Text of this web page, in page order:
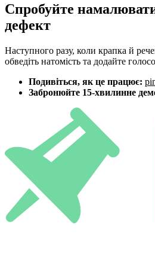
Спробуйте
дефект
Наступного разу, коли крапка й
обведіть натомість та додайте
Подивіться, як це працює:
Забронюйте 15-хвилинне